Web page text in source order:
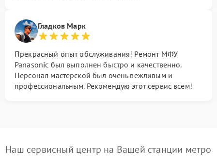
Гладков Марк
Прекрасный опыт обслуживания! Ремонт МФУ
Panasonic был выполнен быстро и качественно.
Персонал мастерской был очень вежливым и
профессиональным. Рекомендую этот сервис всем!
Наш сервисный центр на Вашей станции метро